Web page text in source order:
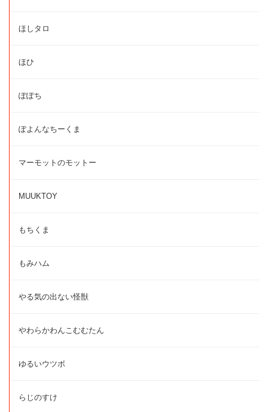
ほしタロ
ほひ
ぽぽち
ぽよんなちーくま
マーモットのモットー
MUUKTOY
もちくま
もみハム
やる気の出ない怪獣
やわらかわんこむむたん
ゆるいウツボ
らじのすけ